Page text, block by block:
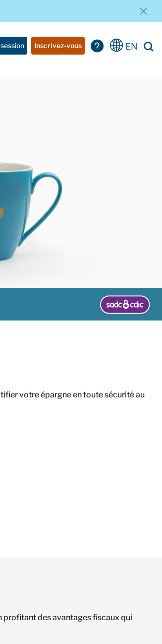
Inscrivez-vous EN
votre épargne en toute sécurité au
profitant des avantages fiscaux qui